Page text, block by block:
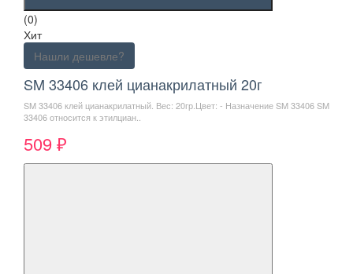
(0)
Хит
Нашли дешевле?
SM 33406 клей цианакрилатный 20г
SM 33406 клей цианакрилатный. Вес: 20гр.Цвет: - Назначение SM 33406 SM
33406 относится к этилциан..
509 ₽